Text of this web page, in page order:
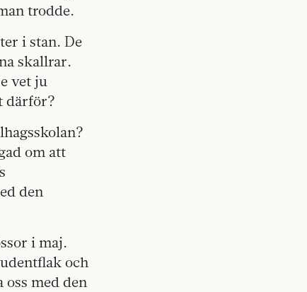
trodde.
i stan. De
skallrar.
vet ju
därför?
om att
den
i maj.
och
med den